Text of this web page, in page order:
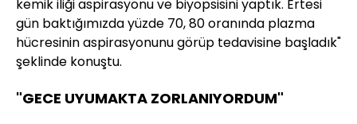
kemik iliği aspirasyonu ve biyopsisini yaptık. Ertesi
gün baktığımızda yüzde 70, 80 oranında plazma
hücresinin aspirasyonunu görüp tedavisine başladık"
şeklinde konuştu.
"GECE UYUMAKTA ZORLANIYORDUM"